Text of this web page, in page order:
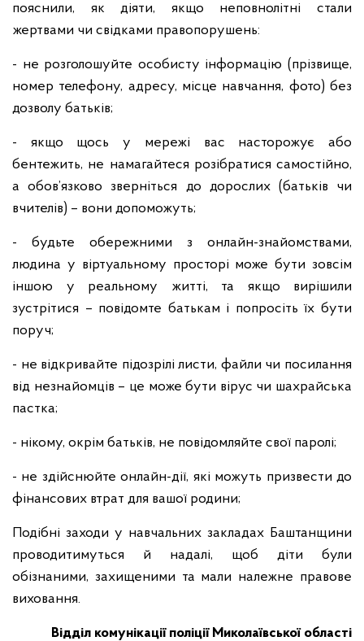
пояснили, як діяти, якщо неповнолітні стали
жертвами чи свідками правопорушень:
- не розголошуйте особисту інформацію (прізвище,
номер телефону, адресу, місце навчання, фото) без
дозволу батьків;
- якщо щось у мережі вас насторожує або
бентежить, не намагайтеся розібратися самостійно,
а обов’язково зверніться до дорослих (батьків чи
вчителів) – вони допоможуть;
- будьте обережними з онлайн-знайомствами,
людина у віртуальному просторі може бути зовсім
іншою у реальному житті, та якщо вирішили
зустрітися – повідомте батькам і попросіть їх бути
поруч;
- не відкривайте підозрілі листи, файли чи посилання
від незнайомців – це може бути вірус чи шахрайська
пастка;
- нікому, окрім батьків, не повідомляйте свої паролі;
- не здійснюйте онлайн-дії, які можуть призвести до
фінансових втрат для вашої родини;
Подібні заходи у навчальних закладах Баштанщини
проводитимуться й надалі, щоб діти були
обізнаними, захищеними та мали належне правове
виховання.
Відділ комунікації поліції Миколаївської області